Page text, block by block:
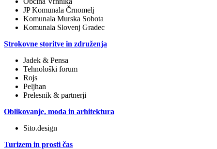
JP Komunala Črnomelj
Komunala Murska Sobota
Komunala Slovenj Gradec
Strokovne storitve in združenja
Jadek & Pensa
Tehnološki forum
Rojs
Peljhan
Prelesnik & partnerji
Oblikovanje, moda in arhitektura
Sito.design
Turizem in prosti čas